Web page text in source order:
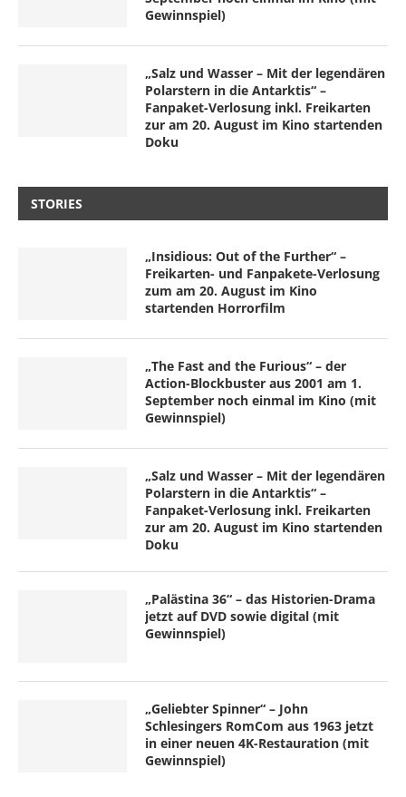
Gewinnspiel)
„Salz und Wasser – Mit der legendären
Polarstern in die Antarktis“ –
Fanpaket-Verlosung inkl. Freikarten
zur am 20. August im Kino startenden
Doku
STORIES
„Insidious: Out of the Further“ –
Freikarten- und Fanpakete-Verlosung
zum am 20. August im Kino
startenden Horrorfilm
„The Fast and the Furious“ – der
Action-Blockbuster aus 2001 am 1.
September noch einmal im Kino (mit
Gewinnspiel)
„Salz und Wasser – Mit der legendären
Polarstern in die Antarktis“ –
Fanpaket-Verlosung inkl. Freikarten
zur am 20. August im Kino startenden
Doku
„Palästina 36“ – das Historien-Drama
jetzt auf DVD sowie digital (mit
Gewinnspiel)
„Geliebter Spinner“ – John
Schlesingers RomCom aus 1963 jetzt
in einer neuen 4K-Restauration (mit
Gewinnspiel)